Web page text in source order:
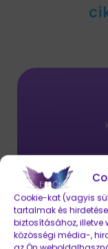
Cookie-kat (vagyis
tartalmak és
biztosításához, illetve
közösségi média-,